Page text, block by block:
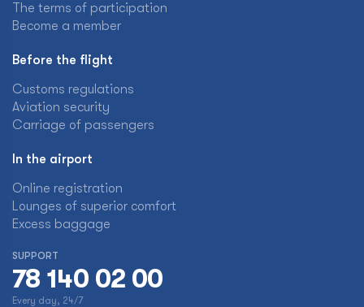
The terms of participation
Become a member
Before the flight
Customs regulations
Aviation security
Carriage of passengers
In the airport
Online registration
Lounges of superior comfort
Excess baggage
SUPPORT
78 140 02 00
Every day, 24/7